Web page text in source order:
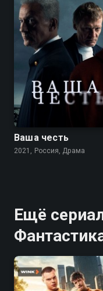
8.2 7.2
Ваша честь
2021, Россия, Драма
Ещё